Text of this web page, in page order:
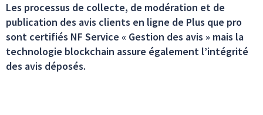
Les processus de collecte, de modération et de
publication des avis clients en ligne de Plus que pro
sont certifiés NF Service « Gestion des avis » mais la
technologie blockchain assure également l’intégrité
des avis déposés.